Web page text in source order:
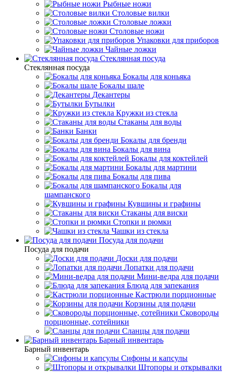
Рыбные ножи
Столовые вилки
Столовые ложки
Столовые ножи
Упаковки для приборов
Чайные ложки
Стеклянная посуда
Стеклянная посуда
Бокалы для коньяка
Бокалы шале
Декантеры
Бутылки
Кружки из стекла
Стаканы для воды
Банки
Бокалы для бренди
Бокалы для вина
Бокалы для коктейлей
Бокалы для мартини
Бокалы для пива
Бокалы для
шампанского
Кувшины и графины
Стаканы для виски
Стопки и рюмки
Чашки из стекла
Посуда для подачи
Посуда для подачи
Доски для подачи
Лопатки для подачи
Мини-ведра для подачи
Блюда для запекания
Кастрюли порционные
Корзины для подачи
Сковороды
порционные, сотейники
Сланцы для подачи
Барный инвентарь
Барный инвентарь
Сифоны и капсулы
Штопоры и открывалки